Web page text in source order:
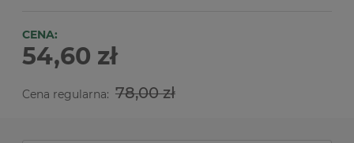
CENA:
54,60 zł
Cena regularna: 78,00 zł